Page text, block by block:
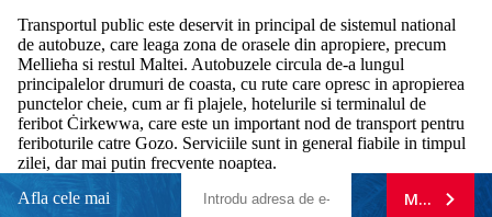
Transportul public este deservit in principal de sistemul national
de autobuze, care leaga zona de orasele din apropiere, precum
Mellieħa si restul Maltei. Autobuzele circula de-a lungul
principalelor drumuri de coasta, cu rute care opresc in apropierea
punctelor cheie, cum ar fi plajele, hotelurile si terminalul de
feribot Ċirkewwa, care este un important nod de transport pentru
feriboturile catre Gozo. Serviciile sunt in general fiabile in timpul
zilei, dar mai putin frecvente noaptea.
Afla cele mai
MA